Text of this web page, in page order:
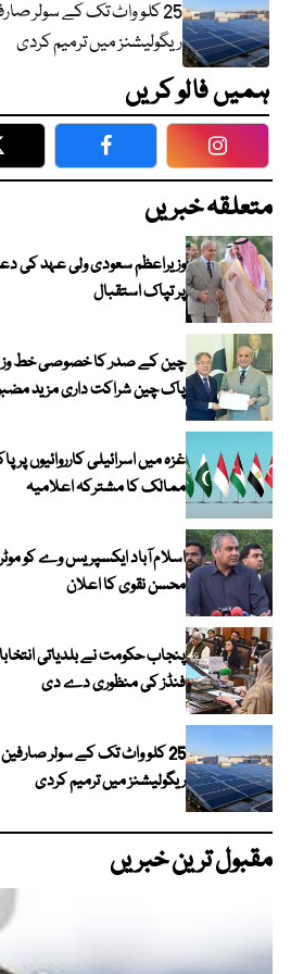
25 کلو واٹ تک کے سولر
ریگولیشنز میں ترمیم کردی
ہمیں فالو کریں
Facebook
متعلقہ خبریں
وزیراعظم سعودی ولی عہد کی
پر تپاک استقبال
چین کے صدر کا خصوصی خط
پاک چین شراکت داری مزید
ممالک کا مشترکہ اعلامیہ
اسلام آباد ایکسپریس وے کو
محسن نقوی کا اعلان
فنڈز کی منظوری دے دی
25 کلو واٹ تک کے سولر
ریگولیشنز میں ترمیم کردی
مقبول ترین خبریں